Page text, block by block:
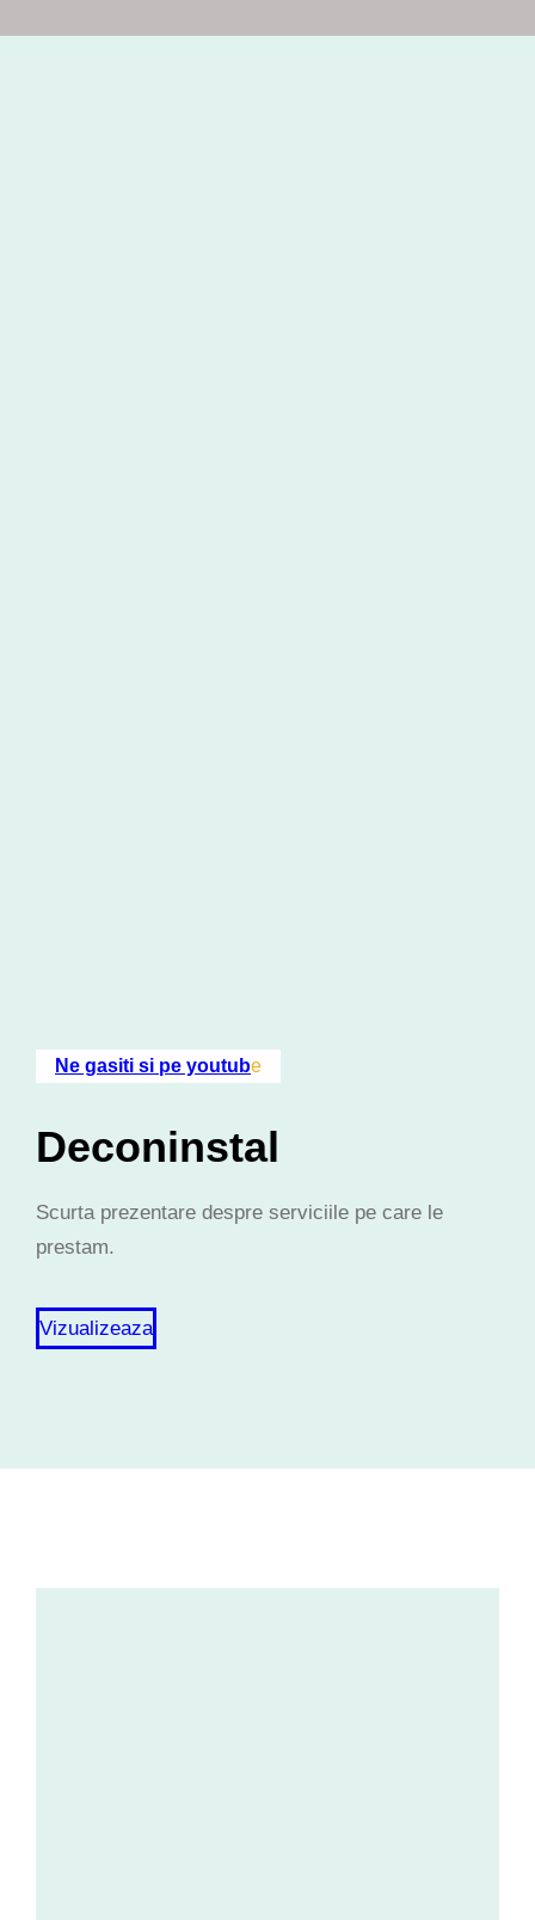
Ne gasiti si pe youtube
Deconinstal
Scurta prezentare despre serviciile pe care le
prestam.
Vizualizeaza